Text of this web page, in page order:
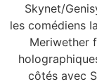
Skynet/
les comédiens
Meriwether
côtés avec